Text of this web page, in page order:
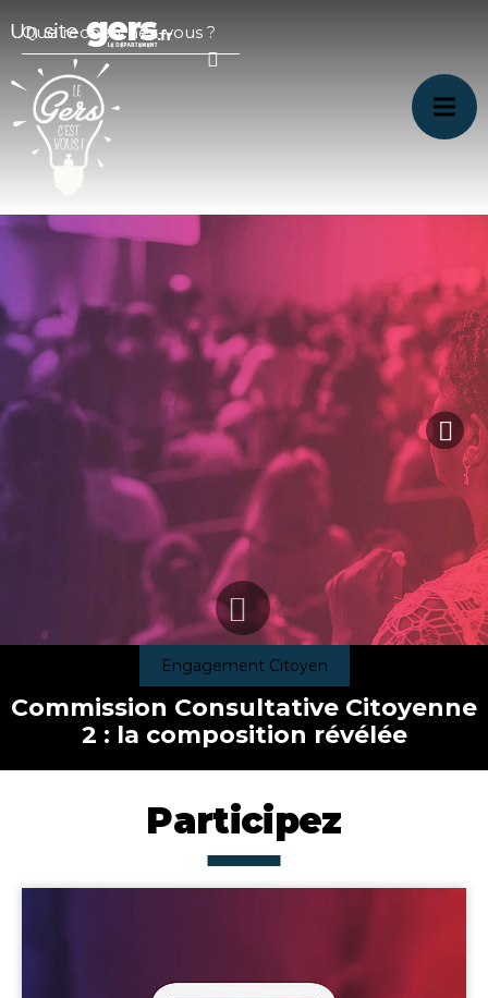
Engagement Citoyen
Commission Consultative Citoyenne
2 : la composition révélée
Participez